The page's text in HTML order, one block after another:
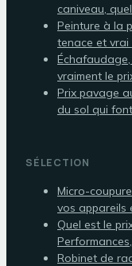
caniveau,
Peinture à la
tenace et vrai
vraiment le
Prix pavage
du sol qui
SÉLECTION
Micro-
vos appareils
Quel est le
Robinet de